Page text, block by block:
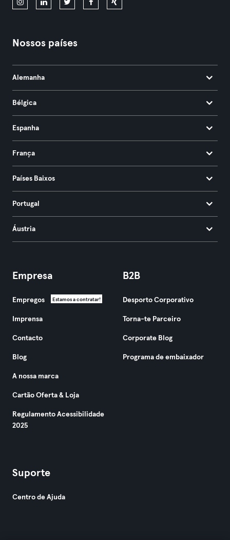
Nossos países
Alemanha
Bélgica
Espanha
França
Países Baixos
Portugal
Áustria
Empresa
Empregos Estamos a contratar!
Imprensa
Contacto
Blog
A nossa marca
Cartão Oferta & Loja
Regulamento Acessibilidade
2025
B2B
Desporto Corporativo
Torna-te Parceiro
Corporate Blog
Programa de embaixador
Suporte
Centro de Ajuda